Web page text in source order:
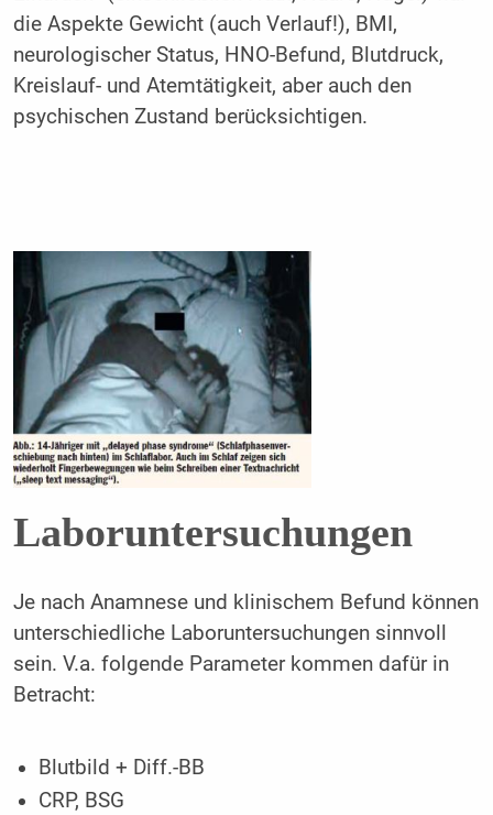
die Aspekte Gewicht (auch Verlauf!), BMI,
neurologischer Status, HNO-Befund, Blutdruck,
Kreislauf- und Atemtätigkeit, aber auch den
psychischen Zustand berücksichtigen.
Laboruntersuchungen
Je nach Anamnese und klinischem Befund können
unterschiedliche Laboruntersuchungen sinnvoll
sein. V.a. folgende Parameter kommen dafür in
Betracht:
Blutbild + Diff.-BB
CRP, BSG